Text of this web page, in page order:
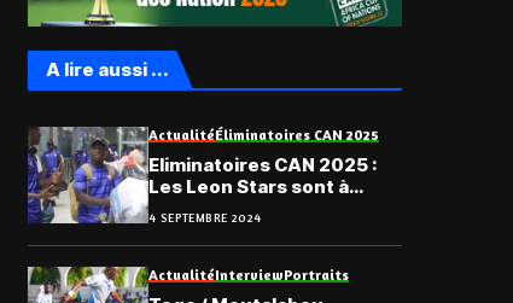
A lire aussi ...
ActualitéÉliminatoires CAN 2025
Eliminatoires CAN 2025 :
Les Leon Stars sont à
Lomé
4 SEPTEMBRE 2024
ActualitéInterviewPortraits